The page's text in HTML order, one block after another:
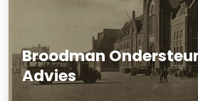
Broodman
Advies